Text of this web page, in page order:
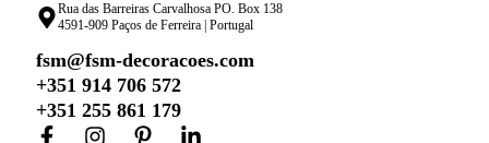
Rua das Barreiras Carvalhosa PO. Box 138
4591-909 Paços de Ferreira | Portugal
fsm@fsm-decoracoes.com
+351 914 706 572
+351 255 861 179